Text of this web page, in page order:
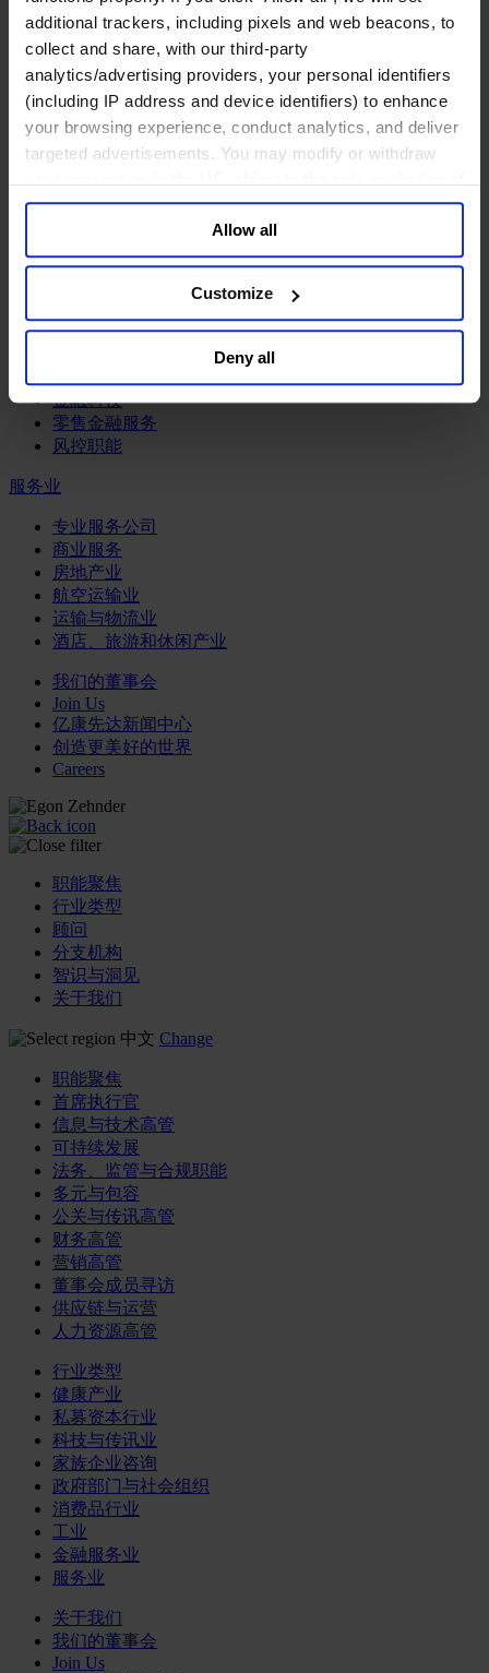
additional trackers, including pixels and web beacons, to
collect and share, with our third-party
analytics/advertising providers, your personal identifiers
(including IP address and device identifiers) to enhance
your browsing experience, conduct analytics, and deliver
targeted advertisements. You may modify or withdraw
your data for targeted advertising, by clicking “Do Not
Sell or Share My Personal Information” in the footer of
the website. You must opt-out of each device and each
browser. For additional information and retention terms
general collection and use of personal information see
Allow all
Customize
Deny all
工业
化工与过程工业咨询团队
机械与工业技术
汽车与交通设备
能源业
金属与矿业
基础设施
投资银行、企业银行与金融市场
数字化资产、加密货币与Web 3行业
私募股权投资行业
金融科技
零售金融服务
风控职能
服务业
专业服务公司
商业服务
房地产业
航空运输业
运输与物流业
酒店、旅游和休闲产业
我们的董事会
Join Us
亿康先达新闻中心
创造更美好的世界
Careers
职能聚焦
行业类型
顾问
分支机构
智识与洞见
关于我们
中文 Change
职能聚焦
首席执行官
信息与技术高管
可持续发展
法务、监管与合规职能
多元与包容
公关与传讯高管
财务高管
营销高管
董事会成员寻访
供应链与运营
人力资源高管
行业类型
健康产业
私募资本行业
科技与传讯业
家族企业咨询
政府部门与社会组织
消费品行业
工业
金融服务业
服务业
关于我们
我们的董事会
Join Us